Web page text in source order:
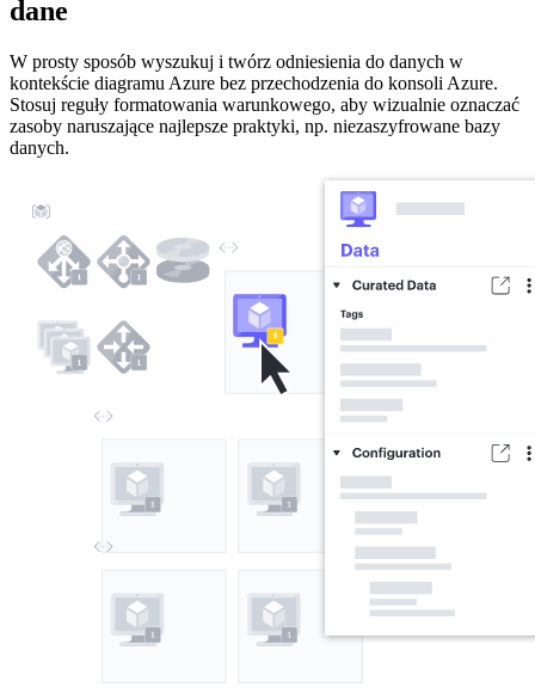
dane
W prosty sposób wyszukuj i twórz odniesienia do danych w
kontekście diagramu Azure bez przechodzenia do konsoli Azure.
Stosuj reguły formatowania warunkowego, aby wizualnie oznaczać
zasoby naruszające najlepsze praktyki, np. niezaszyfrowane bazy
danych.